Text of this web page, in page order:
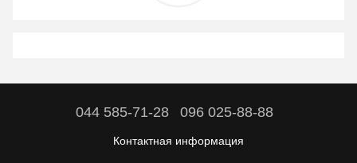
044 585-71-28 096 025-88-88
Контактная информация